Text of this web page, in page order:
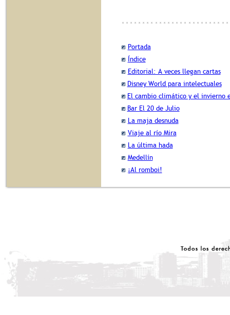
Portada
Índice
Editorial: A veces llegan cartas
Disney World para intelectuales
El cambio climático y el invierno
Bar El 20 de Julio
La maja desnuda
Viaje al río Mira
La última hada
Medellín
¡Al romboi!